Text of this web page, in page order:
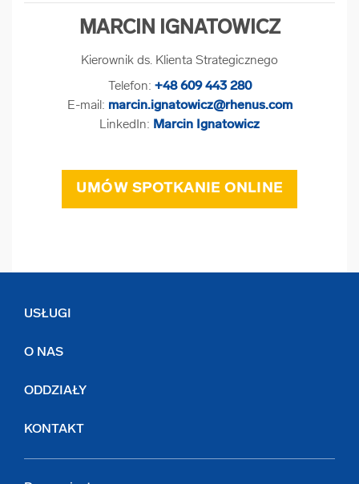
MARCIN IGNATOWICZ
Kierownik ds. Klienta Strategicznego
Telefon: +48 609 443 280
E-mail: marcin.ignatowicz@rhenus.com
LinkedIn: Marcin Ignatowicz
UMÓW SPOTKANIE ONLINE
USŁUGI
O NAS
ODDZIAŁY
KONTAKT